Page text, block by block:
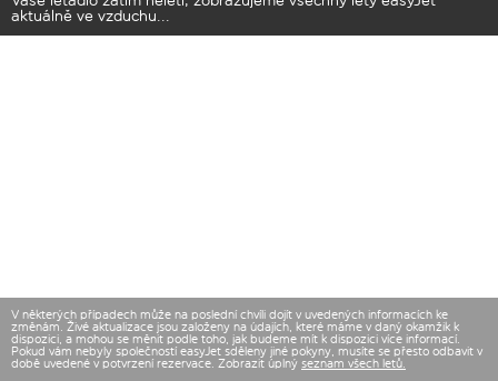
aktuálně ve vzduchu...
V některých případech může na poslední chvíli dojít v uvedených informacích ke
změnám. Živé aktualizace jsou založeny na údajích, které máme v daný okamžik k
dispozici, a mohou se měnit podle toho, jak budeme mít k dispozici více informací.
Pokud vám nebyly společností easyJet sděleny jiné pokyny, musíte se přesto odbavit v
době uvedené v potvrzení rezervace. Zobrazit úplný seznam všech letů.